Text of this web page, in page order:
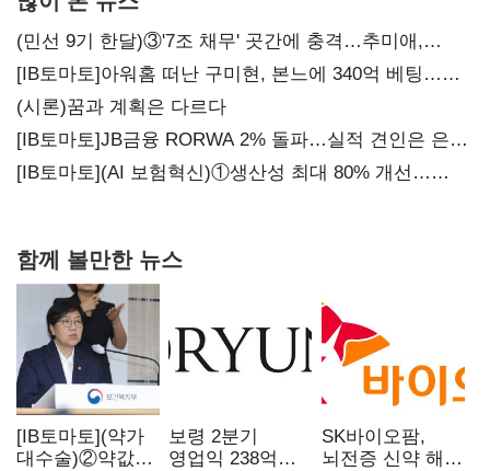
(민선 9기 한달)③'7조 채무' 곳간에 충격…추미애,
20년만에 '비상재정' 선언 승부수
[IB토마토]아워홈 떠난 구미현, 본느에 340억 베팅…
가족 지배체제 구축
(시론)꿈과 계획은 다르다
[IB토마토]JB금융 RORWA 2% 돌파…실적 견인은 은행
아닌 캐피탈
[IB토마토](AI 보험혁신)①생산성 최대 80% 개선…
함께 볼만한 뉴스
[IB토마토](약가
대수술)②약값
보령 2분기
영업익 238억…
SK바이오팜,
뇌전증 신약 해외